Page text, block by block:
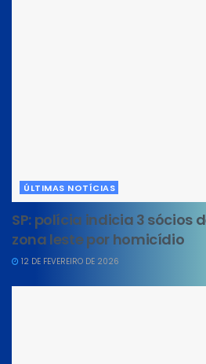
ÚLTIMAS NOTÍCIAS
SP: polícia indicia 3 sócios
zona leste por homicídio
12 DE FEVEREIRO DE 2026